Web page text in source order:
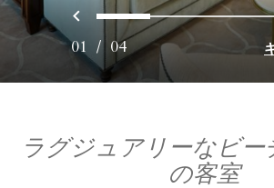
戻る0 1 2
01 / 04
ラグジュアリーなビー
の客室